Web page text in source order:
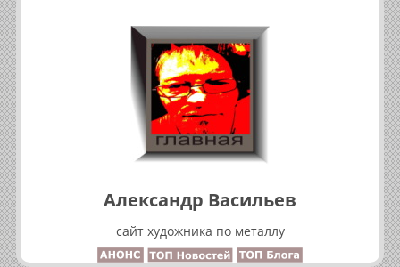
Александр Васильев
сайт художника по металлу